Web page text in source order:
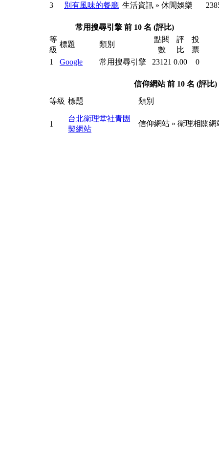
3
別有風味的餐廳 生活資訊 » 休閒娛樂
常用搜尋引擎 前 10 名 (評比)
等
級
標題 類別
點閱
數
評
比
投
票
1
Google 常用搜尋引擎 23121 0.00 0
信仰網站 前 10 名 (評比)
等級 標題 類別
1
台北衛理堂社青團
契網站
信仰網站 » 衛理相關網